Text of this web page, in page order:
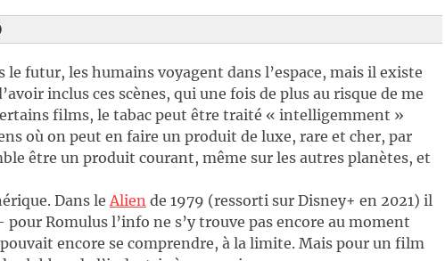
futur, les humains voyagent dans l’espace, mais il existe
inclus ces scènes, qui une fois de plus au risque de me
films, le tabac peut être traité « intelligemment »
où on peut en faire un produit de luxe, rare et cher, par
être un produit courant, même sur les autres planètes, et
Dans le Alien de 1979 (ressorti sur Disney+ en 2021) il
pour Romulus l’info ne s’y trouve pas encore au moment
encore se comprendre, à la limite. Mais pour un film